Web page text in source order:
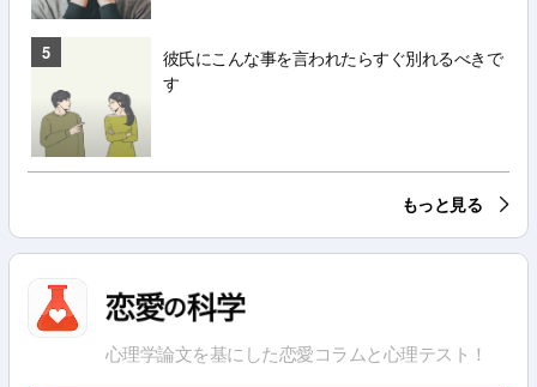
5
彼氏にこんな事を言われたらすぐ別れるべきで
す
もっと見る
心理学論文を基にした恋愛コラムと心理テスト！